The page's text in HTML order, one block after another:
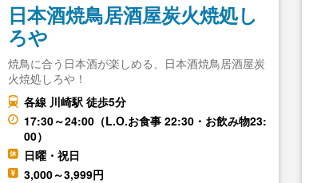
日本酒焼鳥居酒屋炭火焼処し
ろや
焼鳥に合う日本酒が楽しめる、日本酒焼鳥居酒屋炭
火焼処しろや！
各線 川崎駅 徒歩5分
17:30～24:00（L.O.お食事 22:30・お飲み物23:
00）
日曜・祝日
3,000～3,999円